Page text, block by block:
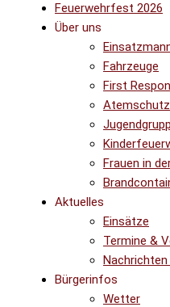
Feuerwehrfest 2026
Über uns
Fahrzeuge
First
Atemschutz
Frauen in
Aktuelles
Einsätze
Termine &
Bürgerinfos
Wetter